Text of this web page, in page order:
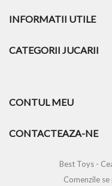
INFORMATII UTILE
CATEGORII JUCARII
CONTUL MEU
CONTACTEAZA-NE
Best Toys -
Comenzile